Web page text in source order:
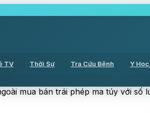
TV Thời Sự Tra Cứu Bệnh Y
mua bán trái phép ma túy với số